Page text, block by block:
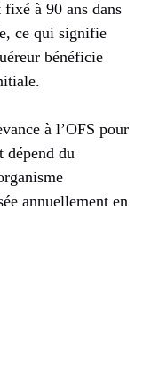
à 90 ans dans
ce qui signifie
bénéficie
à l’OFS pour
dépend du
annuellement en